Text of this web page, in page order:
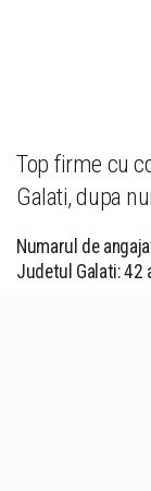
Top firme cu
Galati, dupa
Numarul de
Judetul Galati: 42